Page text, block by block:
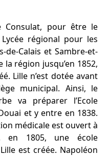
Consulat, pour être le
régional pour les
Calais et Sambre-et-
la région jusqu’en 1852,
Lille n’est dotée avant
municipal. Ainsi, le
va préparer l’Ecole
et y entre en 1838.
médicale est ouvert à
en 1805, une école
est créée. Napoléon